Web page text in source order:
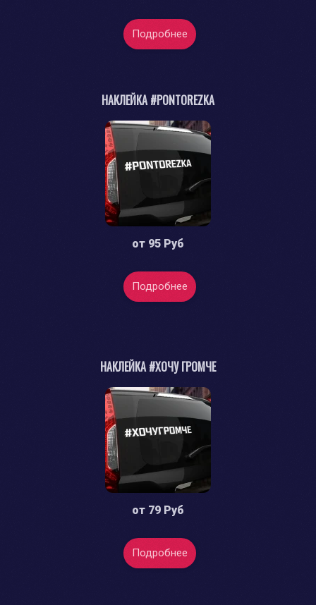
Подробнее
НАКЛЕЙКА #PONTOREZKA
от 95 Руб
Подробнее
НАКЛЕЙКА #ХОЧУ ГРОМЧЕ
от 79 Руб
Подробнее